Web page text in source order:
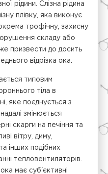
рідини. Слізна рідина
плівку, яка виконує
трофічну, захисну
складу або
призвести до досить
відрізка ока.
типовим
тіла в
яке поєднується з
змінюється
скарги на печіння та
вітру, диму,
інших подібних
тепловентиляторів.
має суб'єктивні